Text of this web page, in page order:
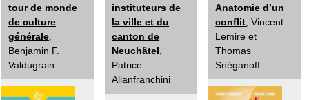
tour de monde
de culture
générale
Benjamin F.
Valdugrain
instituteurs de
la ville et du
canton de
Neuchâtel
Patrice
Allanfranchini
Anatomie d’un
conflit , Vincent
Lemire et
Thomas
Snéganoff